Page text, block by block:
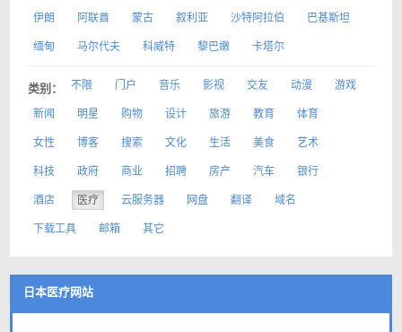
伊朗
阿联酋 蒙古 叙利亚 沙特阿拉伯
巴基斯坦
缅甸
马尔代夫 科威特 黎巴嫩 卡塔尔
类别： 不限 门户 音乐 影视 交友 动漫
游戏
新闻
明星 购物 设计 旅游 教育
体育
女性
博客 搜索 文化 生活 美食
艺术
科技
政府 商业 招聘 房产 汽车
银行
酒店
医疗 云服务器 网盘 翻译
域名
下载工具
邮箱 其它
日本医疗网站